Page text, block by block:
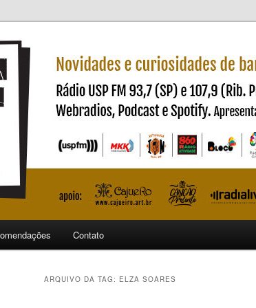
Contato
ARQUIVO DA TAG: ELZA SOARES